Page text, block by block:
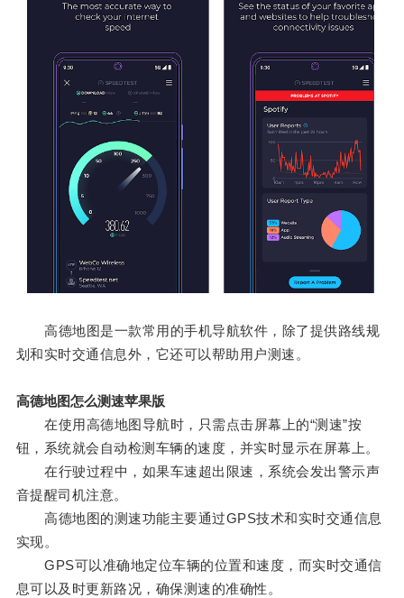
高德地图是一款常用的手机导航软件，除了提供路线规
划和实时交通信息外，它还可以帮助用户测速。
高德地图怎么测速苹果版
在使用高德地图导航时，只需点击屏幕上的“测速”按
钮，系统就会自动检测车辆的速度，并实时显示在屏幕上。
在行驶过程中，如果车速超出限速，系统会发出警示声
音提醒司机注意。
高德地图的测速功能主要通过GPS技术和实时交通信息
实现。
GPS可以准确地定位车辆的位置和速度，而实时交通信
息可以及时更新路况，确保测速的准确性。